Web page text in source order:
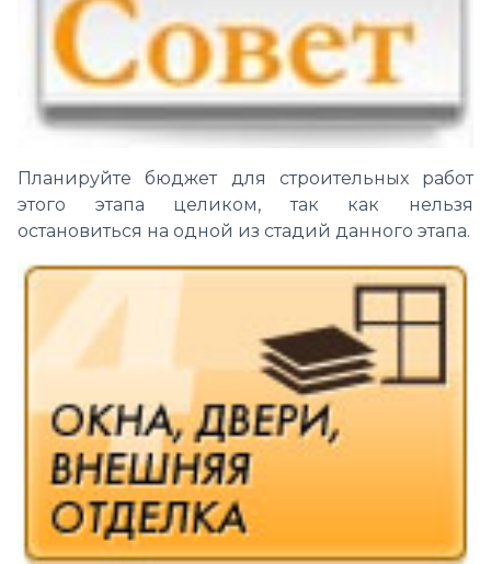
Планируйте бюджет для строительных работ
этого этапа целиком, так как нельзя
остановиться на одной из стадий данного этапа.